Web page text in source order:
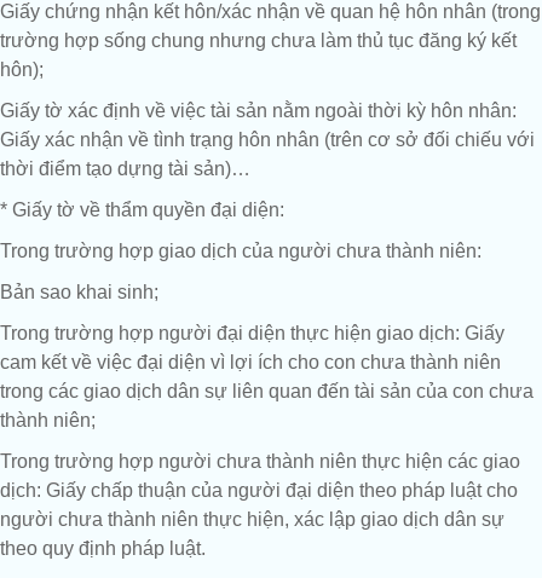
Giấy chứng nhận kết hôn/xác nhận về quan hệ hôn nhân (trong
trường hợp sống chung nhưng chưa làm thủ tục đăng ký kết
hôn);
Giấy tờ xác định về việc tài sản nằm ngoài thời kỳ hôn nhân:
Giấy xác nhận về tình trạng hôn nhân (trên cơ sở đối chiếu với
thời điểm tạo dựng tài sản)…
* Giấy tờ về thẩm quyền đại diện:
Trong trường hợp giao dịch của người chưa thành niên:
Bản sao khai sinh;
Trong trường hợp người đại diện thực hiện giao dịch: Giấy
cam kết về việc đại diện vì lợi ích cho con chưa thành niên
trong các giao dịch dân sự liên quan đến tài sản của con chưa
thành niên;
Trong trường hợp người chưa thành niên thực hiện các giao
dịch: Giấy chấp thuận của người đại diện theo pháp luật cho
người chưa thành niên thực hiện, xác lập giao dịch dân sự
theo quy định pháp luật.